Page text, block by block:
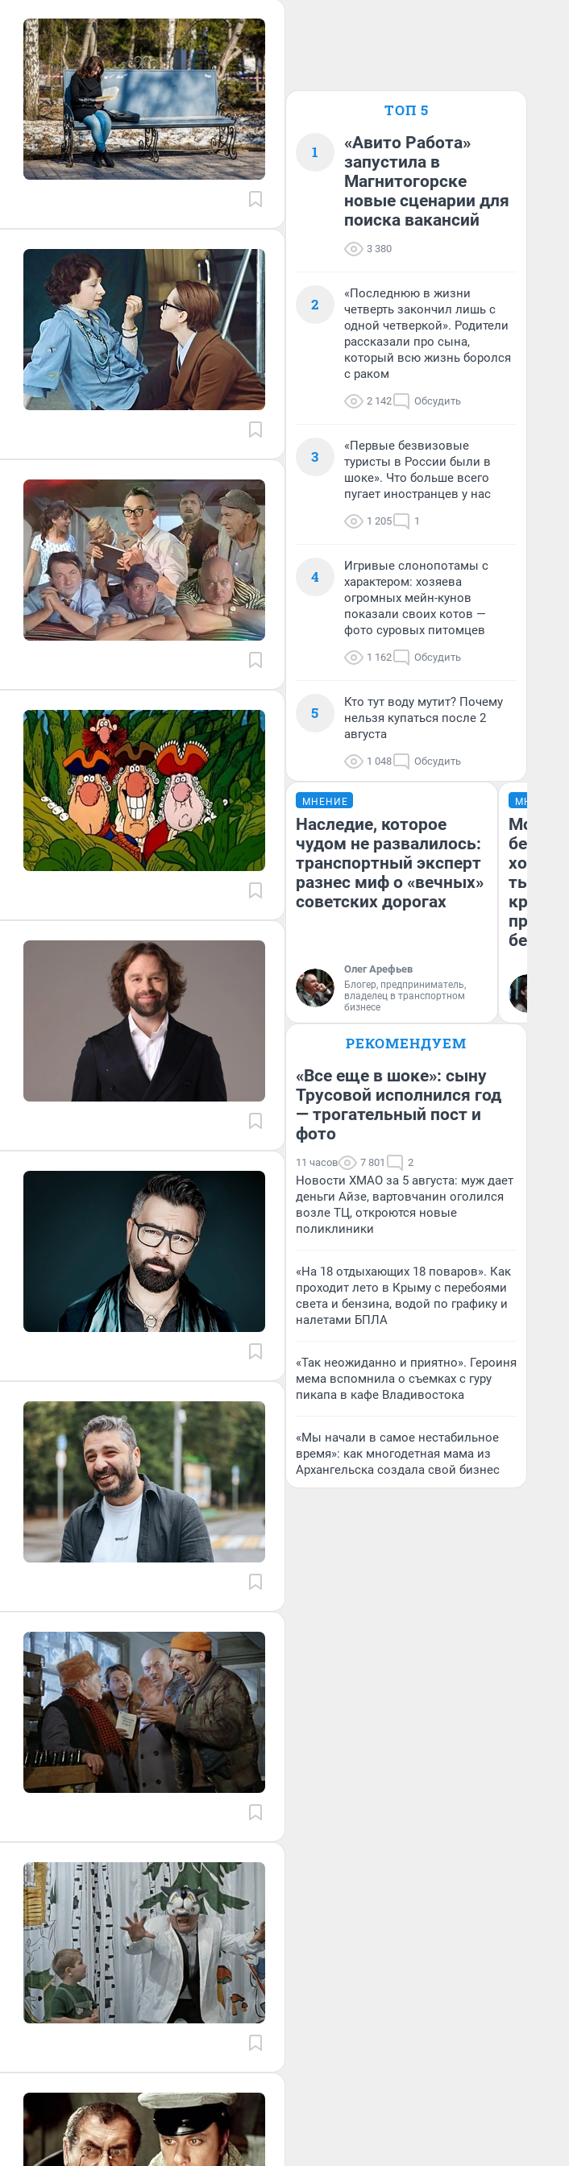
ТОП 5
1
«Авито Работа»
запустила в
Магнитогорске
новые сценарии для
поиска вакансий
3 380
2
«Последнюю в жизни
четверть закончил лишь с
одной четверкой». Родители
рассказали про сына,
который всю жизнь боролся
с раком
2 142 Обсудить
3
«Первые безвизовые
туристы в России были в
шоке». Что больше всего
пугает иностранцев у нас
1 205 1
4
Игривые слонопотамы с
характером: хозяева
огромных мейн-кунов
показали своих котов —
фото суровых питомцев
1 162 Обсудить
5
Кто тут воду мутит? Почему
нельзя купаться после 2
августа
1 048 Обсудить
МНЕНИЕ
Наследие, которое
чудом не развалилось:
транспортный эксперт
разнес миф о «вечных»
советских дорогах
Олег Арефьев
Блогер, предприниматель,
владелец в транспортном
бизнесе
МНЕНИЕ
Мой
хотела
тысяч,
РЕКОМЕНДУЕМ
«Все еще в шоке»: сыну
Трусовой исполнился год
— трогательный пост и
фото
11 часов 7 801 2
Новости ХМАО за 5 августа: муж дает
деньги Айзе, вартовчанин оголился
возле ТЦ, откроются новые
поликлиники
«На 18 отдыхающих 18 поваров». Как
проходит лето в Крыму с перебоями
света и бензина, водой по графику и
налетами БПЛА
«Так неожиданно и приятно». Героиня
мема вспомнила о съемках с гуру
пикапа в кафе Владивостока
«Мы начали в самое нестабильное
время»: как многодетная мама из
Архангельска создала свой бизнес